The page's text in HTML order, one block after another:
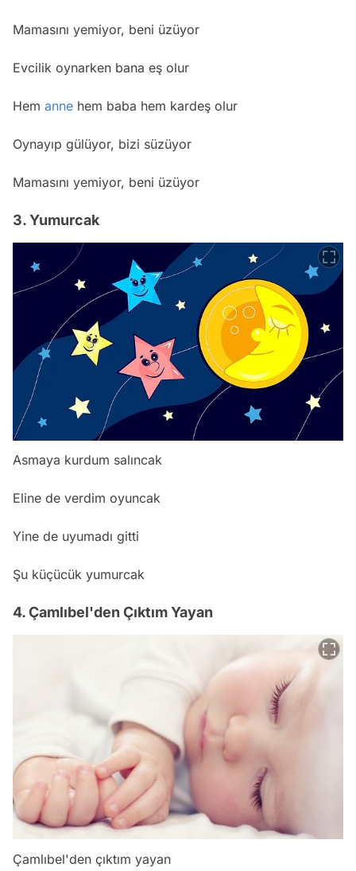
Mamasını yemiyor, beni üzüyor
Evcilik oynarken bana eş olur
Hem anne hem baba hem kardeş olur
Oynayıp gülüyor, bizi süzüyor
Mamasını yemiyor, beni üzüyor
3. Yumurcak
Asmaya kurdum salıncak
Eline de verdim oyuncak
Yine de uyumadı gitti
Şu küçücük yumurcak
4. Çamlıbel'den Çıktım Yayan
Çamlıbel'den çıktım yayan